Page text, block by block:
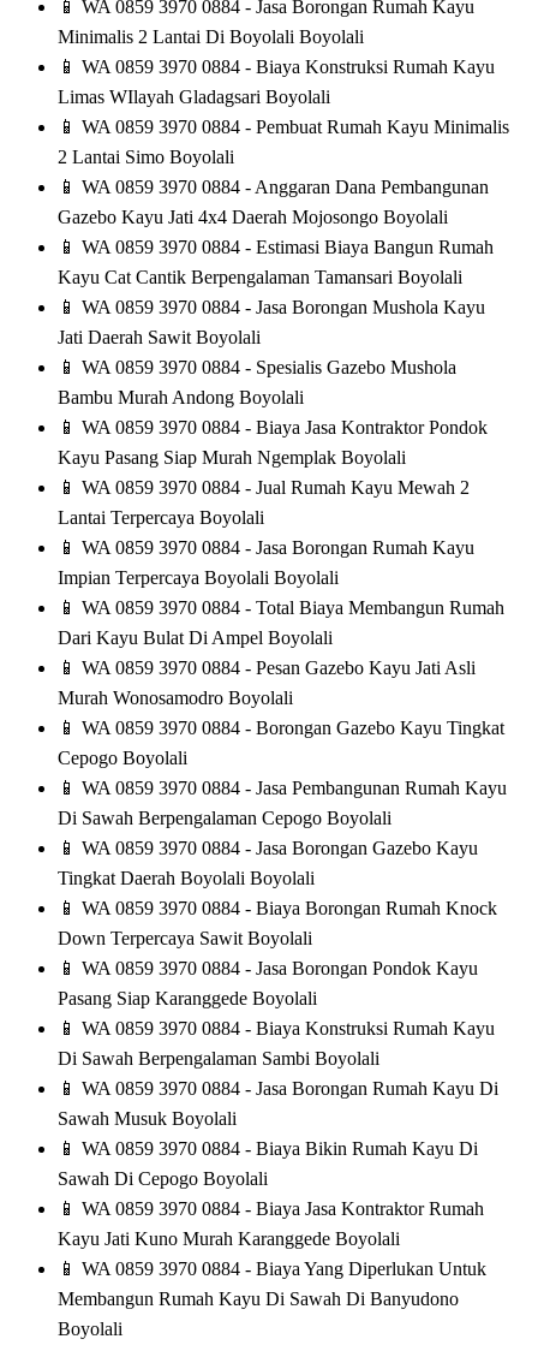
📱 WA 0859 3970 0884 - Jasa Borongan Rumah Kayu
Minimalis 2 Lantai Di Boyolali Boyolali
📱 WA 0859 3970 0884 - Biaya Konstruksi Rumah Kayu
Limas WIlayah Gladagsari Boyolali
📱 WA 0859 3970 0884 - Pembuat Rumah Kayu Minimalis
2 Lantai Simo Boyolali
📱 WA 0859 3970 0884 - Anggaran Dana Pembangunan
Gazebo Kayu Jati 4x4 Daerah Mojosongo Boyolali
📱 WA 0859 3970 0884 - Estimasi Biaya Bangun Rumah
Kayu Cat Cantik Berpengalaman Tamansari Boyolali
📱 WA 0859 3970 0884 - Jasa Borongan Mushola Kayu
Jati Daerah Sawit Boyolali
📱 WA 0859 3970 0884 - Spesialis Gazebo Mushola
Bambu Murah Andong Boyolali
📱 WA 0859 3970 0884 - Biaya Jasa Kontraktor Pondok
Kayu Pasang Siap Murah Ngemplak Boyolali
📱 WA 0859 3970 0884 - Jual Rumah Kayu Mewah 2
Lantai Terpercaya Boyolali
📱 WA 0859 3970 0884 - Jasa Borongan Rumah Kayu
Impian Terpercaya Boyolali Boyolali
📱 WA 0859 3970 0884 - Total Biaya Membangun Rumah
Dari Kayu Bulat Di Ampel Boyolali
📱 WA 0859 3970 0884 - Pesan Gazebo Kayu Jati Asli
Murah Wonosamodro Boyolali
📱 WA 0859 3970 0884 - Borongan Gazebo Kayu Tingkat
Cepogo Boyolali
📱 WA 0859 3970 0884 - Jasa Pembangunan Rumah Kayu
Di Sawah Berpengalaman Cepogo Boyolali
📱 WA 0859 3970 0884 - Jasa Borongan Gazebo Kayu
Tingkat Daerah Boyolali Boyolali
📱 WA 0859 3970 0884 - Biaya Borongan Rumah Knock
Down Terpercaya Sawit Boyolali
📱 WA 0859 3970 0884 - Jasa Borongan Pondok Kayu
Pasang Siap Karanggede Boyolali
📱 WA 0859 3970 0884 - Biaya Konstruksi Rumah Kayu
Di Sawah Berpengalaman Sambi Boyolali
📱 WA 0859 3970 0884 - Jasa Borongan Rumah Kayu Di
Sawah Musuk Boyolali
📱 WA 0859 3970 0884 - Biaya Bikin Rumah Kayu Di
Sawah Di Cepogo Boyolali
📱 WA 0859 3970 0884 - Biaya Jasa Kontraktor Rumah
Kayu Jati Kuno Murah Karanggede Boyolali
📱 WA 0859 3970 0884 - Biaya Yang Diperlukan Untuk
Membangun Rumah Kayu Di Sawah Di Banyudono
Boyolali